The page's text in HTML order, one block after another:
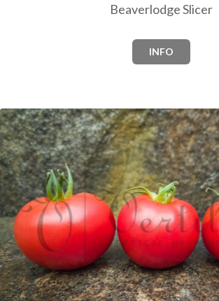
Beaverlodge Slicer
INFO